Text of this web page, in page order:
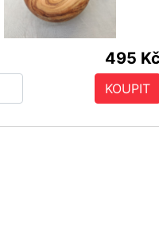
495 Kč
KOUPIT